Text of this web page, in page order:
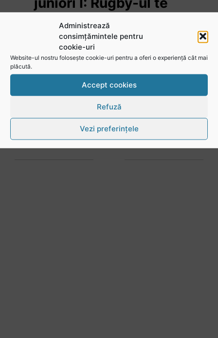
Administrează
consimțămintele pentru
cookie-uri
Website-ul nostru folosește cookie-uri pentru a oferi o experiență cât mai
plăcută.
Accept cookies
Refuză
Vezi preferințele
învață să accepți și
înfrângerile